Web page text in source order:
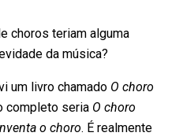
choros teriam alguma
da música?
um livro chamado O choro
completo seria O choro
o choro. É realmente